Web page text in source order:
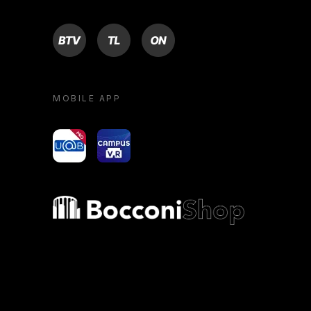
BTV TL ON
MOBILE APP
yoU@B Campus VR
Bocconi shop